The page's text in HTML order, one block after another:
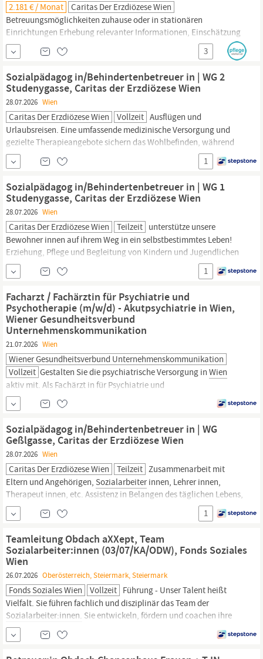
2.181 € / Monat
Caritas Der Erzdiözese Wien
Betreuungsmöglichkeiten zuhause oder in stationären
Einrichtungen Erhebung relevanter Informationen, Einschätzung
der Dringlichkeit und Abklärung des passenden
Betreuungsangebots Zusammenarbeit mit Ärzt innen,
innen Hospizassistentin innen, DGKPs sowie den
Einrichtungen und Schnittstellen des Caritas Hospiz
Kommunikation und Vernetzung...
3
Sozialpädagog in/Behindertenbetreuer in | WG 2
Studenygasse, Caritas der Erzdiözese Wien
28.07.2026 Wien
Caritas Der Erzdiözese Wien Vollzeit Ausflügen und
Urlaubsreisen. Eine umfassende medizinische Versorgung und
gezielte Therapieangebote sichern das Wohlbefinden, während
die enge, partnerschaftliche Zusammenarbeit mit Familien,
Tagesstrukturen und
innen eine bestmögliche
Entwicklung unterstützt. Erziehung, Pflege und Begleitung von
Kindern und Jugendlichen im Alter von 8...
1
Sozialpädagog in/Behindertenbetreuer in | WG 1
Studenygasse, Caritas der Erzdiözese Wien
28.07.2026 Wien
Caritas Der Erzdiözese Wien Teilzeit unterstütze unsere
Bewohner innen auf ihrem Weg in ein selbstbestimmtes Leben!
Erziehung, Pflege und Begleitung von Kindern und Jugendlichen
im Alter von 8 bis 18 Jahren mit Behinderung sowie
herausfordernden Verhaltensweisen in der Wohngruppe
Zusammenarbeit mit Eltern und Angehörigen,
innen, Lehrer innen, Therapeut innen, etc.
1
Facharzt / Fachärztin für Psychiatrie und
Psychotherapie (m/w/d) - Akutpsychiatrie in Wien,
Wiener Gesundheitsverbund
Unternehmenskommunikation
21.07.2026 Wien
Wiener Gesundheitsverbund Unternehmenskommunikation
Vollzeit Gestalten Sie die psychiatrische Versorgung in Wien
aktiv mit. Als Fachärzt in für Psychiatrie und
Psychotherapeutische Medizin erwartet Sie in der Klinik
Landstraße eine verantwortungsvolle Tätigkeit in der stationären
Akutpsychiatrie. Arbeiten Sie in einem modernen, speziell für
psychiatrische Versorgung konzipierten Neubau, in einem
engagierten
Sozialpädagog in/Behindertenbetreuer in | WG
Geßlgasse, Caritas der Erzdiözese Wien
28.07.2026 Wien
Caritas Der Erzdiözese Wien Teilzeit Zusammenarbeit mit
Eltern und Angehörigen, Sozialarbeiterinnen, Lehrer innen,
Therapeut innen, etc. Assistenz in Belangen des täglichen Lebens,
der Pflege und der Freizeitgestaltung Gestaltung des Tages,
Wochen- und Jahresablaufs Bezugsbetreuung Verantwortung für
1
Teamleitung Obdach aXXept, Team
Sozialarbeiter:innen (03/07/KA/ODW), Fonds Soziales
Wien
26.07.2026 Oberösterreich, Steiermark, Steiermark
Fonds Soziales Wien Vollzeit Führung - Unser Talent heißt
Vielfalt. Sie führen fachlich und disziplinär das Team der
Sozialarbeiter:innen. Sie entwickeln, fördern und coachen ihre
Mitarbeiter:innen. Sie sind für die Personalplanung zuständig und
tragen Kostenstellenverantwortung. Sie stellen die Qualität der